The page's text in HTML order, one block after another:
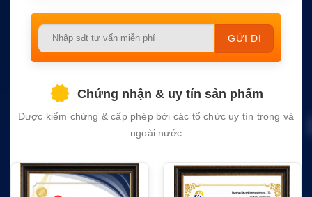
Bảo trì
thế trong hệ
Kiểm tra tư
ơng thích tr
dụng tiếp
Please
empty.
Chứng nhận & uy tín sản phẩm
Được kiểm chứng & cấp phép bởi các tổ chức uy tín trong và
ngoài nước